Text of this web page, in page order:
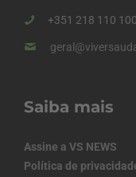
+351 218 110 100
Saiba mais
Assine a VS NEWS
Política de